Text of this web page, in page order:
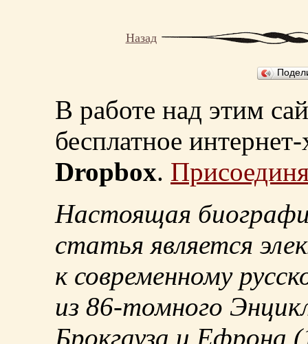
Назад
В работе над этим
бесплатное
Dropbox.
Настоящая
статья является
к современному
из 86-томного
Брокгауза и Ефрона